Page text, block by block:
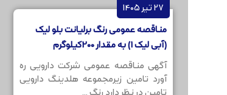
27 تیر 1405
مناقصه عمومی رنگ برلیانت بلو لیک
(آبی لیک 1) به مقدار 200کیلوگرم
آگهی مناقصه عمومی شرکت دارویی ره
آورد تامین زیرمجموعه هلدینگ دارویی
تامین در نظر دارد رنگ ...